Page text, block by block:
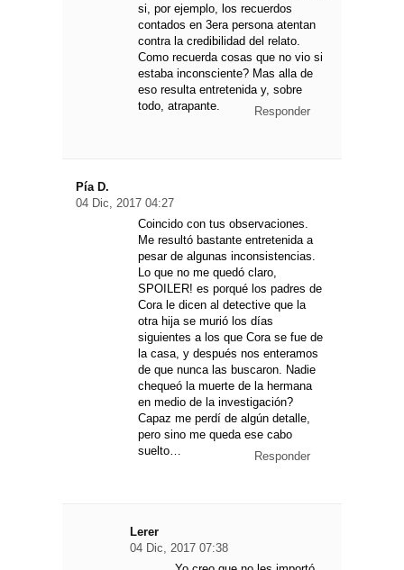
si, por ejemplo, los recuerdos
contados en 3era persona atentan
contra la credibilidad del relato.
Como recuerda cosas que no vio si
estaba inconsciente? Mas alla de
eso resulta entretenida y, sobre
todo, atrapante.
Responder
Pía D.
04 Dic, 2017 04:27
Coincido con tus observaciones.
Me resultó bastante entretenida a
pesar de algunas inconsistencias.
Lo que no me quedó claro,
SPOILER! es porqué los padres de
Cora le dicen al detective que la
otra hija se murió los días
siguientes a los que Cora se fue de
la casa, y después nos enteramos
de que nunca las buscaron. Nadie
chequeó la muerte de la hermana
en medio de la investigación?
Capaz me perdí de algún detalle,
pero sino me queda ese cabo
suelto…
Responder
Lerer
04 Dic, 2017 07:38